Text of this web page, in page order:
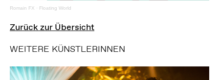
Romain FX · Floating World
Zurück zur Übersicht
WEITERE KÜNSTLERINNEN